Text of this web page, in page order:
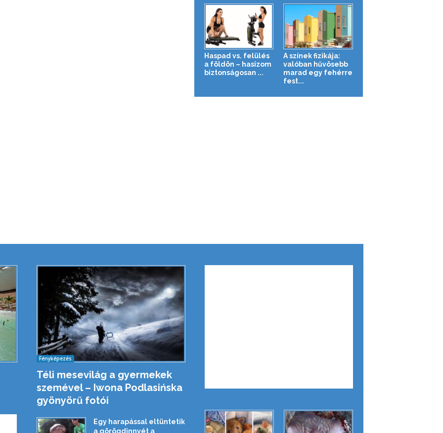
Haspad vs. felülés
a földön – hasizom
biztonságosan ...
A színek fizikája:
valóban hűvösebb
marad egy fehérre
fest...
Fényképezés
Téli mesevilág a gyermekek
szemével – Iwona Podlasińska
gyönyörű fotói
Egy harapással eltüntetik
a görögdinnyét a